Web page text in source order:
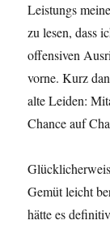
Leistungs
zu lesen, dass
offensiven
vorne. Kurz
alte Leiden:
Chance auf
Gemüt leicht
hätte es